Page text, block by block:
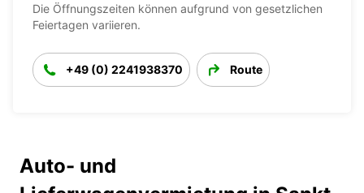
Die Öffnungszeiten können aufgrund von gesetzlichen
Feiertagen variieren.
+49 (0) 2241938370 Route
Auto- und